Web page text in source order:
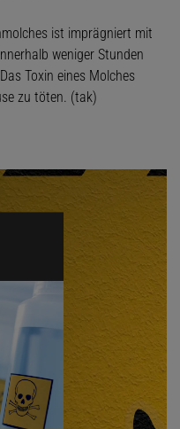
ist imprägniert mit
weniger Stunden
Toxin eines Molches
zu töten. (tak)